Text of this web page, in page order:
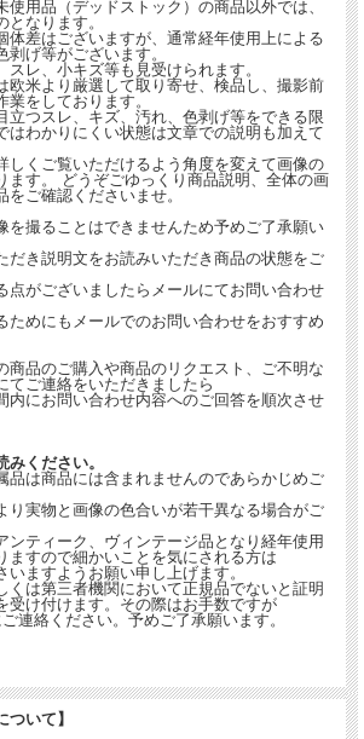
使用品（デッドストック）の商品以外では、
なります。
体差はございますが、通常経年使用上による
げ等がございます。
レ、小キズ等も見受けられます。
欧米より厳選して取り寄せ、検品し、撮影前
をしております。
立つスレ、キズ、汚れ、色剥げ等をできる限
はわかりにくい状態は文章での説明も加えて
しくご覧いただけるよう角度を変えて画像の
ます。 どうぞごゆっくり商品説明、全体の画
ご確認くださいませ。
を撮ることはできませんため予めご了承願い
だき説明文をお読みいただき商品の状態をご
点がございましたらメールにてお問い合わせ
ためにもメールでのお問い合わせをおすすめ
商品のご購入や商品のリクエスト、ご不明な
てご連絡をいただきましたら
内にお問い合わせ内容へのご回答を順次させ
ください。
品は商品には含まれませんのであらかじめご
り実物と画像の色合いが若干異なる場合がご
ティーク、ヴィンテージ品となり経年使用
ますので細かいことを気にされる方は
いますようお願い申し上げます。
は第三者機関において正規品でないと証明
受け付けます。その際はお手数ですが
連絡ください。予めご了承願います。
ついて】